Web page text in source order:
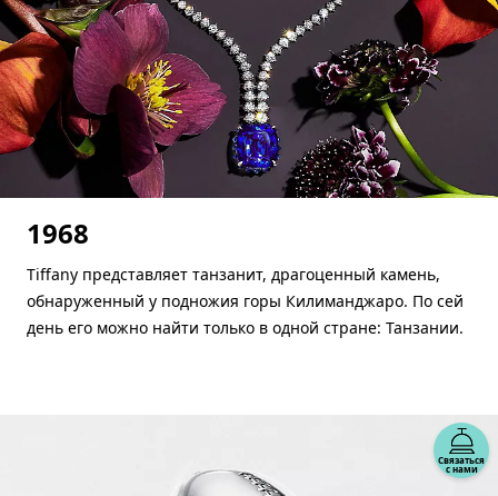
1968
Tiffany представляет танзанит, драгоценный камень,
обнаруженный у подножия горы Килиманджаро. По сей
день его можно найти только в одной стране: Танзании.
Связаться
с нами